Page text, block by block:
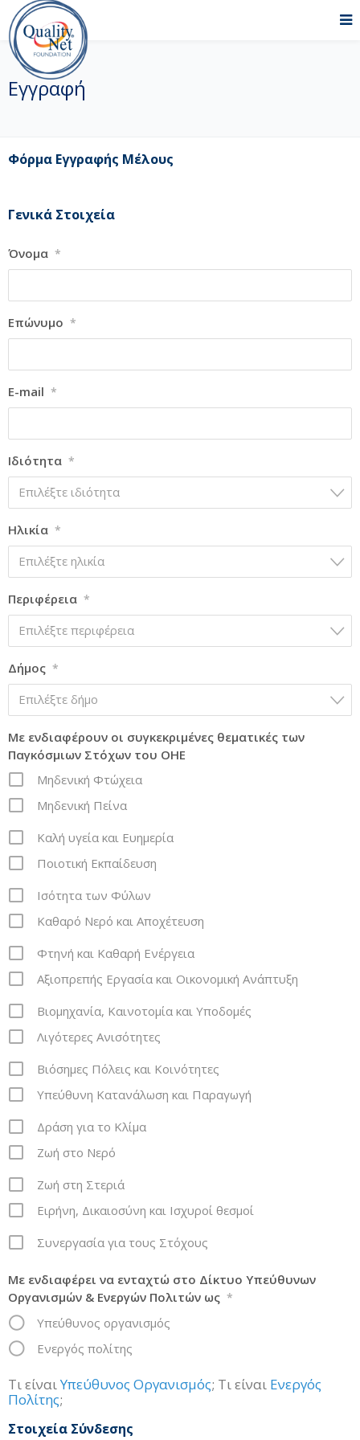
Εγγραφή
Φόρμα Εγγραφής Μέλους
Γενικά Στοιχεία
Όνομα *
Επώνυμο *
E-mail *
Ιδιότητα *
Επιλέξτε ιδιότητα
Ηλικία *
Επιλέξτε ηλικία
Περιφέρεια *
Επιλέξτε περιφέρεια
Δήμος *
Επιλέξτε δήμο
Με ενδιαφέρουν οι συγκεκριμένες θεματικές των
Παγκόσμιων Στόχων του ΟΗΕ
Μηδενική Φτώχεια
Μηδενική Πείνα
Καλή υγεία και Ευημερία
Ποιοτική Εκπαίδευση
Ισότητα των Φύλων
Καθαρό Νερό και Αποχέτευση
Φτηνή και Καθαρή Ενέργεια
Αξιοπρεπής Εργασία και Οικονομική Ανάπτυξη
Βιομηχανία, Καινοτομία και Υποδομές
Λιγότερες Ανισότητες
Βιόσημες Πόλεις και Κοινότητες
Υπεύθυνη Κατανάλωση και Παραγωγή
Δράση για το Κλίμα
Ζωή στο Νερό
Ζωή στη Στεριά
Ειρήνη, Δικαιοσύνη και Ισχυροί θεσμοί
Συνεργασία για τους Στόχους
Με ενδιαφέρει να ενταχτώ στο Δίκτυο Υπεύθυνων
Οργανισμών & Ενεργών Πολιτών ως *
Υπεύθυνος οργανισμός
Ενεργός πολίτης
Τι είναιΥπεύθυνος Οργανισμός; Τι είναι Ενεργός
Πολίτης;
Στοιχεία Σύνδεσης